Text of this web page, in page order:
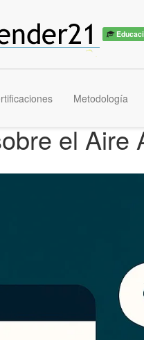
Metodología
el Aire